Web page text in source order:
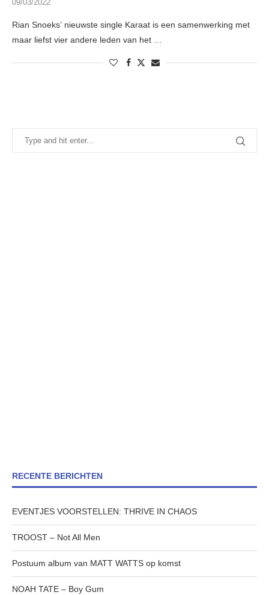
09/03/2022
Rian Snoeks’ nieuwste single Karaat is een samenwerking met
maar liefst vier andere leden van het …
RECENTE BERICHTEN
EVENTJES VOORSTELLEN: THRIVE IN CHAOS
TROOST – Not All Men
Postuum album van MATT WATTS op komst
NOAH TATE – Boy Gum